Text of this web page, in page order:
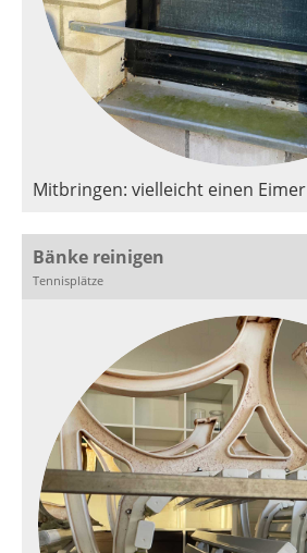
Mitbringen: vielleicht einen Eimer
Bänke reinigen
Tennisplätze